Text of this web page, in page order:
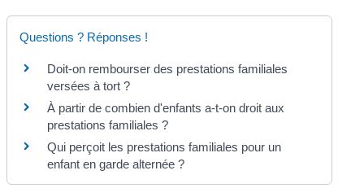
Questions ? Réponses !
Doit-on rembourser des prestations familiales
versées à tort ?
À partir de combien d'enfants a-t-on droit aux
prestations familiales ?
Qui perçoit les prestations familiales pour un
enfant en garde alternée ?